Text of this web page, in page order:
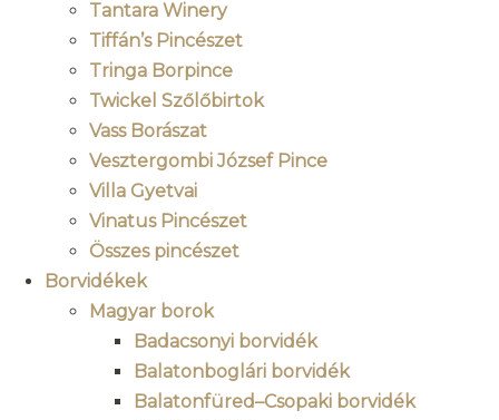
Tantara Winery
Tiffán’s Pincészet
Tringa Borpince
Twickel Szőlőbirtok
Vass Borászat
Vesztergombi József Pince
Villa Gyetvai
Vinatus Pincészet
Összes pincészet
Borvidékek
Magyar borok
Badacsonyi borvidék
Balatonboglári borvidék
Balatonfüred–Csopaki borvidék